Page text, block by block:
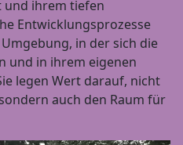
ihrem tiefen
Entwicklungsprozesse
in der sich die
und in ihrem eigenen
legen Wert darauf, nicht
auch den Raum für